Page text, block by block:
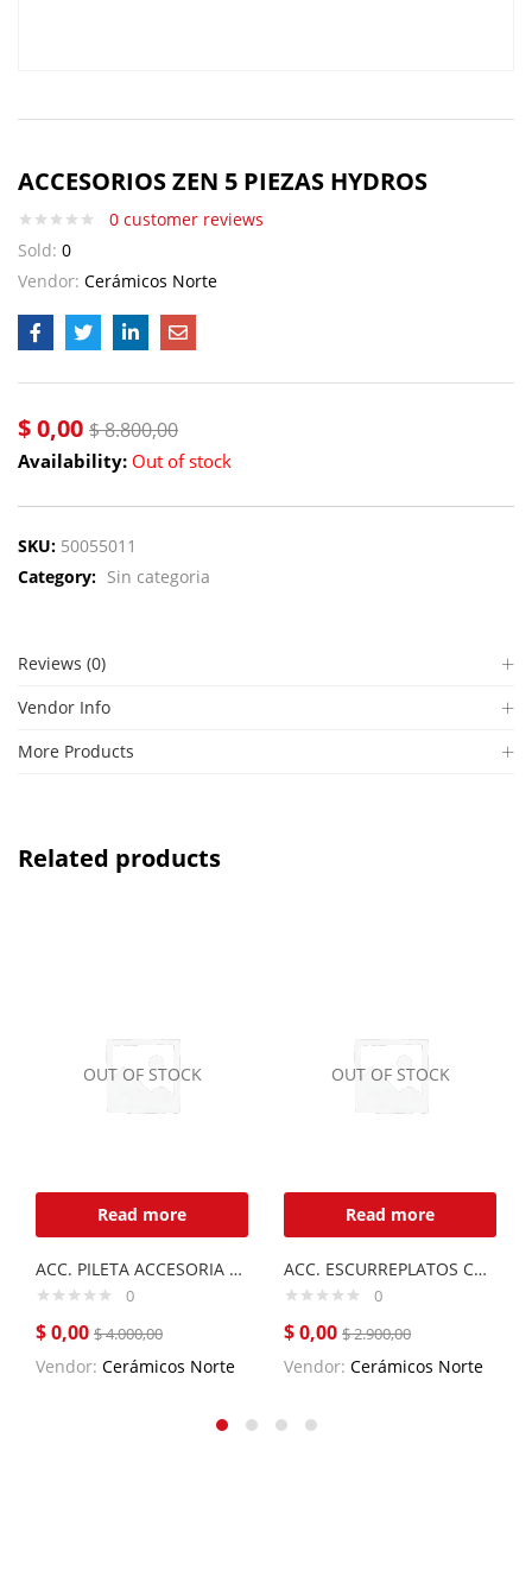
ACCESORIOS ZEN 5 PIEZAS HYDROS
0 customer reviews
Sold: 0
Vendor: Cerámicos Norte
$0,00 $8.800,00
Availability: Out of stock
SKU: 50055011
Category: Sin categoria
Reviews (0)
Vendor Info
More Products
Related products
OUT OF STOCK
Read more
ACC. PILETA ACCESORIA QUADRA MAX Q71
0
$0,00 $4.000,00
Vendor: Cerámicos Norte
OUT OF STOCK
Read more
ACC. ESCURREPLATOS CURVE DE ACERO INOX.
0
$0,00 $2.900,00
Vendor: Cerámicos Norte